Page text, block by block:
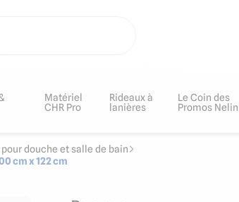
Matériel
CHR Pro
Rideaux à
lanières
Le Coin des
Promos
douche et salle de bain
cm x 122 cm